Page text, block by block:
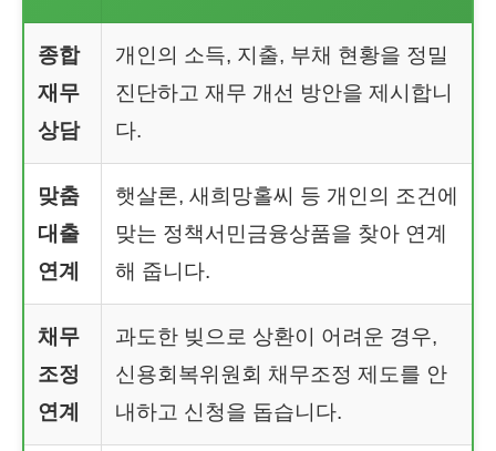
종합
재무
상담
개인의 소득, 지출, 부채 현황을 정밀
진단하고 재무 개선 방안을 제시합니
다.
맞춤
대출
연계
햇살론, 새희망홀씨 등 개인의 조건에
맞는 정책서민금융상품을 찾아 연계
해 줍니다.
채무
조정
연계
과도한 빚으로 상환이 어려운 경우,
신용회복위원회 채무조정 제도를 안
내하고 신청을 돕습니다.